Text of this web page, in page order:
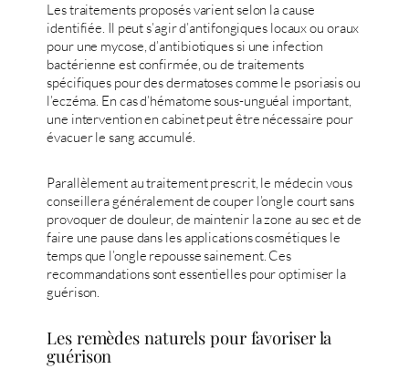
Les traitements proposés varient selon la cause
identifiée. Il peut s’agir d’antifongiques locaux ou oraux
pour une mycose, d’antibiotiques si une infection
bactérienne est confirmée, ou de traitements
spécifiques pour des dermatoses comme le psoriasis ou
l’eczéma. En cas d’hématome sous-unguéal important,
une intervention en cabinet peut être nécessaire pour
évacuer le sang accumulé.
Parallèlement au traitement prescrit, le médecin vous
conseillera généralement de couper l’ongle court sans
provoquer de douleur, de maintenir la zone au sec et de
faire une pause dans les applications cosmétiques le
temps que l’ongle repousse sainement. Ces
recommandations sont essentielles pour optimiser la
guérison.
Les remèdes naturels pour favoriser la
guérison